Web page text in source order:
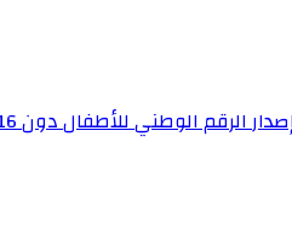
الرقم الوطني للأطفال دون 16 عاما